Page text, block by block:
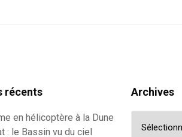
récents
en hélicoptère à la Dune
: le Bassin vu du ciel
Archives